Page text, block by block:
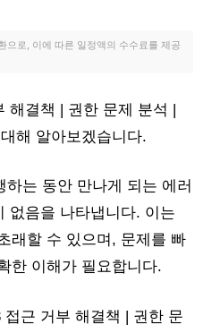
으로, 이에 따른 일정액의 수수료를 제공
해결책 | 권한 문제 분석 |
해 알아보겠습니다.
하는 동안 만나게 되는 에러
없음을 나타냅니다. 이는
래할 수 있으며, 문제를 빠
한 이해가 필요합니다.
근 거부 해결책 | 권한 문